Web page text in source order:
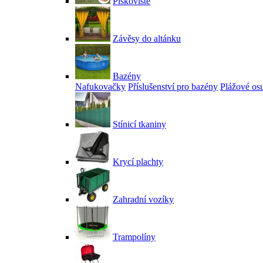
Závěsy do altánku
Bazény
Nafukovačky Příslušenství pro bazény Plážové
Stínicí tkaniny
Krycí plachty
Zahradní vozíky
Trampolíny